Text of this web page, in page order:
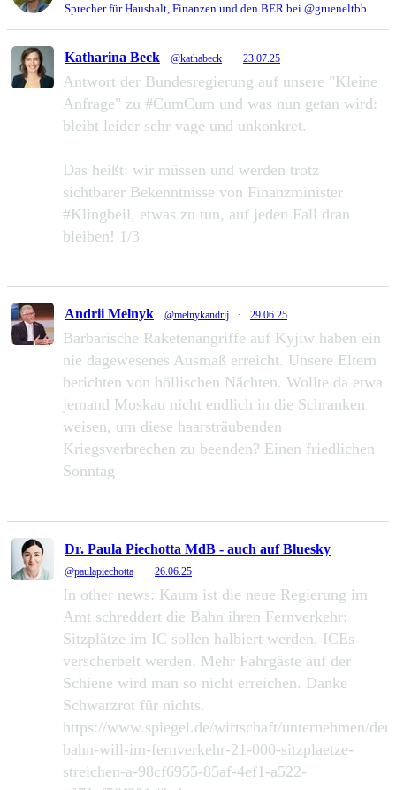
Sprecher für Haushalt, Finanzen und den BER bei @grueneltbb
Katharina Beck @kathabeck · 23.07.25
Antwort der Bundesregierung auf unsere "Kleine
Anfrage" zu #CumCum und was nun getan wird:
bleibt leider sehr vage und unkonkret.
Das heißt: wir müssen und werden trotz
sichtbarer Bekenntnisse von Finanzminister
#Klingbeil, etwas zu tun, auf jeden Fall dran
bleiben! 1/3
Andrii Melnyk @melnykandrij · 29.06.25
Barbarische Raketenangriffe auf Kyjiw haben ein
nie dagewesenes Ausmaß erreicht. Unsere Eltern
berichten von höllischen Nächten. Wollte da etwa
jemand Moskau nicht endlich in die Schranken
weisen, um diese haarsträubenden
Kriegsverbrechen zu beenden? Einen friedlichen
Sonntag
Dr. Paula Piechotta MdB - auch auf Bluesky
@paulapiechotta · 26.06.25
In other news: Kaum ist die neue Regierung im
Amt schreddert die Bahn ihren Fernverkehr:
Sitzplätze im IC sollen halbiert werden, ICEs
verscherbelt werden. Mehr Fahrgäste auf der
Schiene wird man so nicht erreichen. Danke
Schwarzrot für nichts.
https://www.spiegel.de/wirtschaft/unternehmen/
bahn-will-im-fernverkehr-21-000-sitzplaetze-
streichen-a-98cf6955-85af-4ef1-a522-